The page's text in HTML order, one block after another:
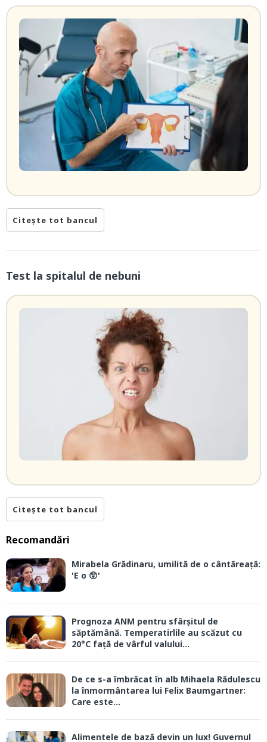
Citește tot bancul
Test la spitalul de nebuni
Citește tot bancul
Recomandări
Mirabela Grădinaru, umilită de o cântăreață:
'E o 😲'
Prognoza ANM pentru sfârșitul de
săptămână. Temperatirlile au scăzut cu
20°C față de vârful valului...
De ce s-a îmbrăcat în alb Mihaela Rădulescu
la înmormântarea lui Felix Baumgartner:
Care este...
Alimentele de bază devin un lux! Guvernul